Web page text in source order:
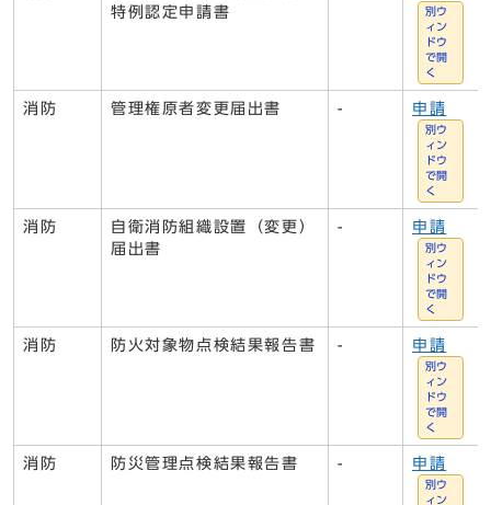
特例認定申請書
別ウ
ィン
ドウ
で開
く
消防 管理権原者変更届出書 - 申請
別ウ
ィン
ドウ
で開
く
消防
自衛消防組織設置（変更）
届出書
- 申請
別ウ
ィン
ドウ
で開
く
消防 防火対象物点検結果報告書 - 申請
別ウ
ィン
ドウ
で開
く
消防 防災管理点検結果報告書 - 申請
別ウ
ィン